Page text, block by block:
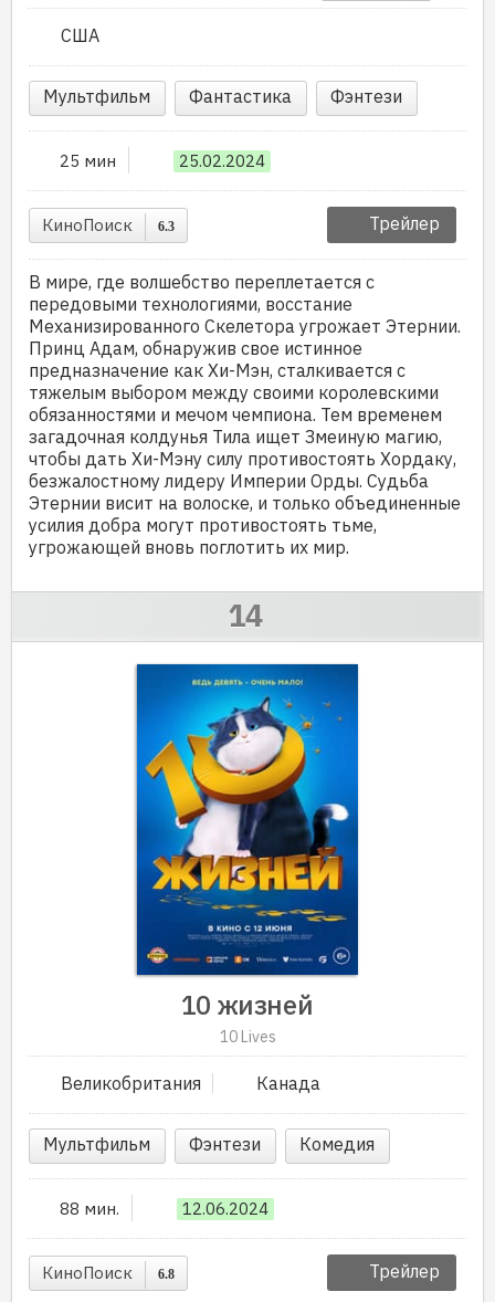
США
Мультфильм Фантастика Фэнтези
25 мин 25.02.2024
КиноПоиск 6.3 Трейлер
В мире, где волшебство переплетается с
передовыми технологиями, восстание
Механизированного Скелетора угрожает Этернии.
Принц Адам, обнаружив свое истинное
предназначение как Хи-Мэн, сталкивается с
тяжелым выбором между своими королевскими
обязанностями и мечом чемпиона. Тем временем
загадочная колдунья Тила ищет Змеиную магию,
чтобы дать Хи-Мэну силу противостоять Хордаку,
безжалостному лидеру Империи Орды. Судьба
Этернии висит на волоске, и только объединенные
усилия добра могут противостоять тьме,
угрожающей вновь поглотить их мир.
10 жизней
10 Lives
Великобритания Канада
Мультфильм Фэнтези Комедия
88 мин. 12.06.2024
КиноПоиск 6.8 Трейлер